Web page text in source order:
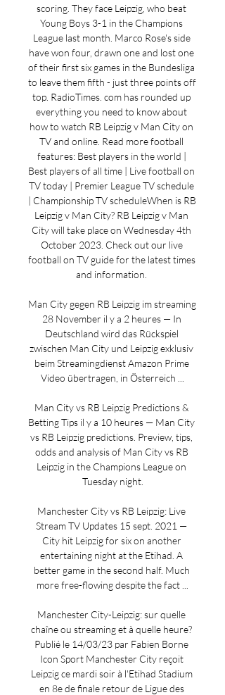
scoring. They face Leipzig, who beat
Young Boys 3-1 in the Champions
League last month. Marco Rose's side
have won four, drawn one and lost one
of their first six games in the Bundesliga
to leave them fifth - just three points off
top. RadioTimes. com has rounded up
everything you need to know about
how to watch RB Leipzig v Man City on
TV and online. Read more football
features: Best players in the world |
Best players of all time | Live football on
TV today | Premier League TV schedule
| Championship TV scheduleWhen is RB
Leipzig v Man City? RB Leipzig v Man
City will take place on Wednesday 4th
October 2023. Check out our live
football on TV guide for the latest times
and information.
Man City gegen RB Leipzig im streaming
28 November il y a 2 heures — In
Deutschland wird das Rückspiel
zwischen Man City und Leipzig exklusiv
beim Streamingdienst Amazon Prime
Video übertragen, in Österreich ...
Man City vs RB Leipzig Predictions &
Betting Tips il y a 10 heures — Man City
vs RB Leipzig predictions. Preview, tips,
odds and analysis of Man City vs RB
Leipzig in the Champions League on
Tuesday night.
Manchester City vs RB Leipzig: Live
Stream TV Updates 15 sept. 2021 —
City hit Leipzig for six on another
entertaining night at the Etihad. A
better game in the second half. Much
more free-flowing despite the fact ...
Manchester City-Leipzig: sur quelle
chaîne ou streaming et à quelle heure?
Publié le 14/03/23 par Fabien Borne
Icon Sport Manchester City reçoit
Leipzig ce mardi soir à l'Etihad Stadium
en 8e de finale retour de Ligue des